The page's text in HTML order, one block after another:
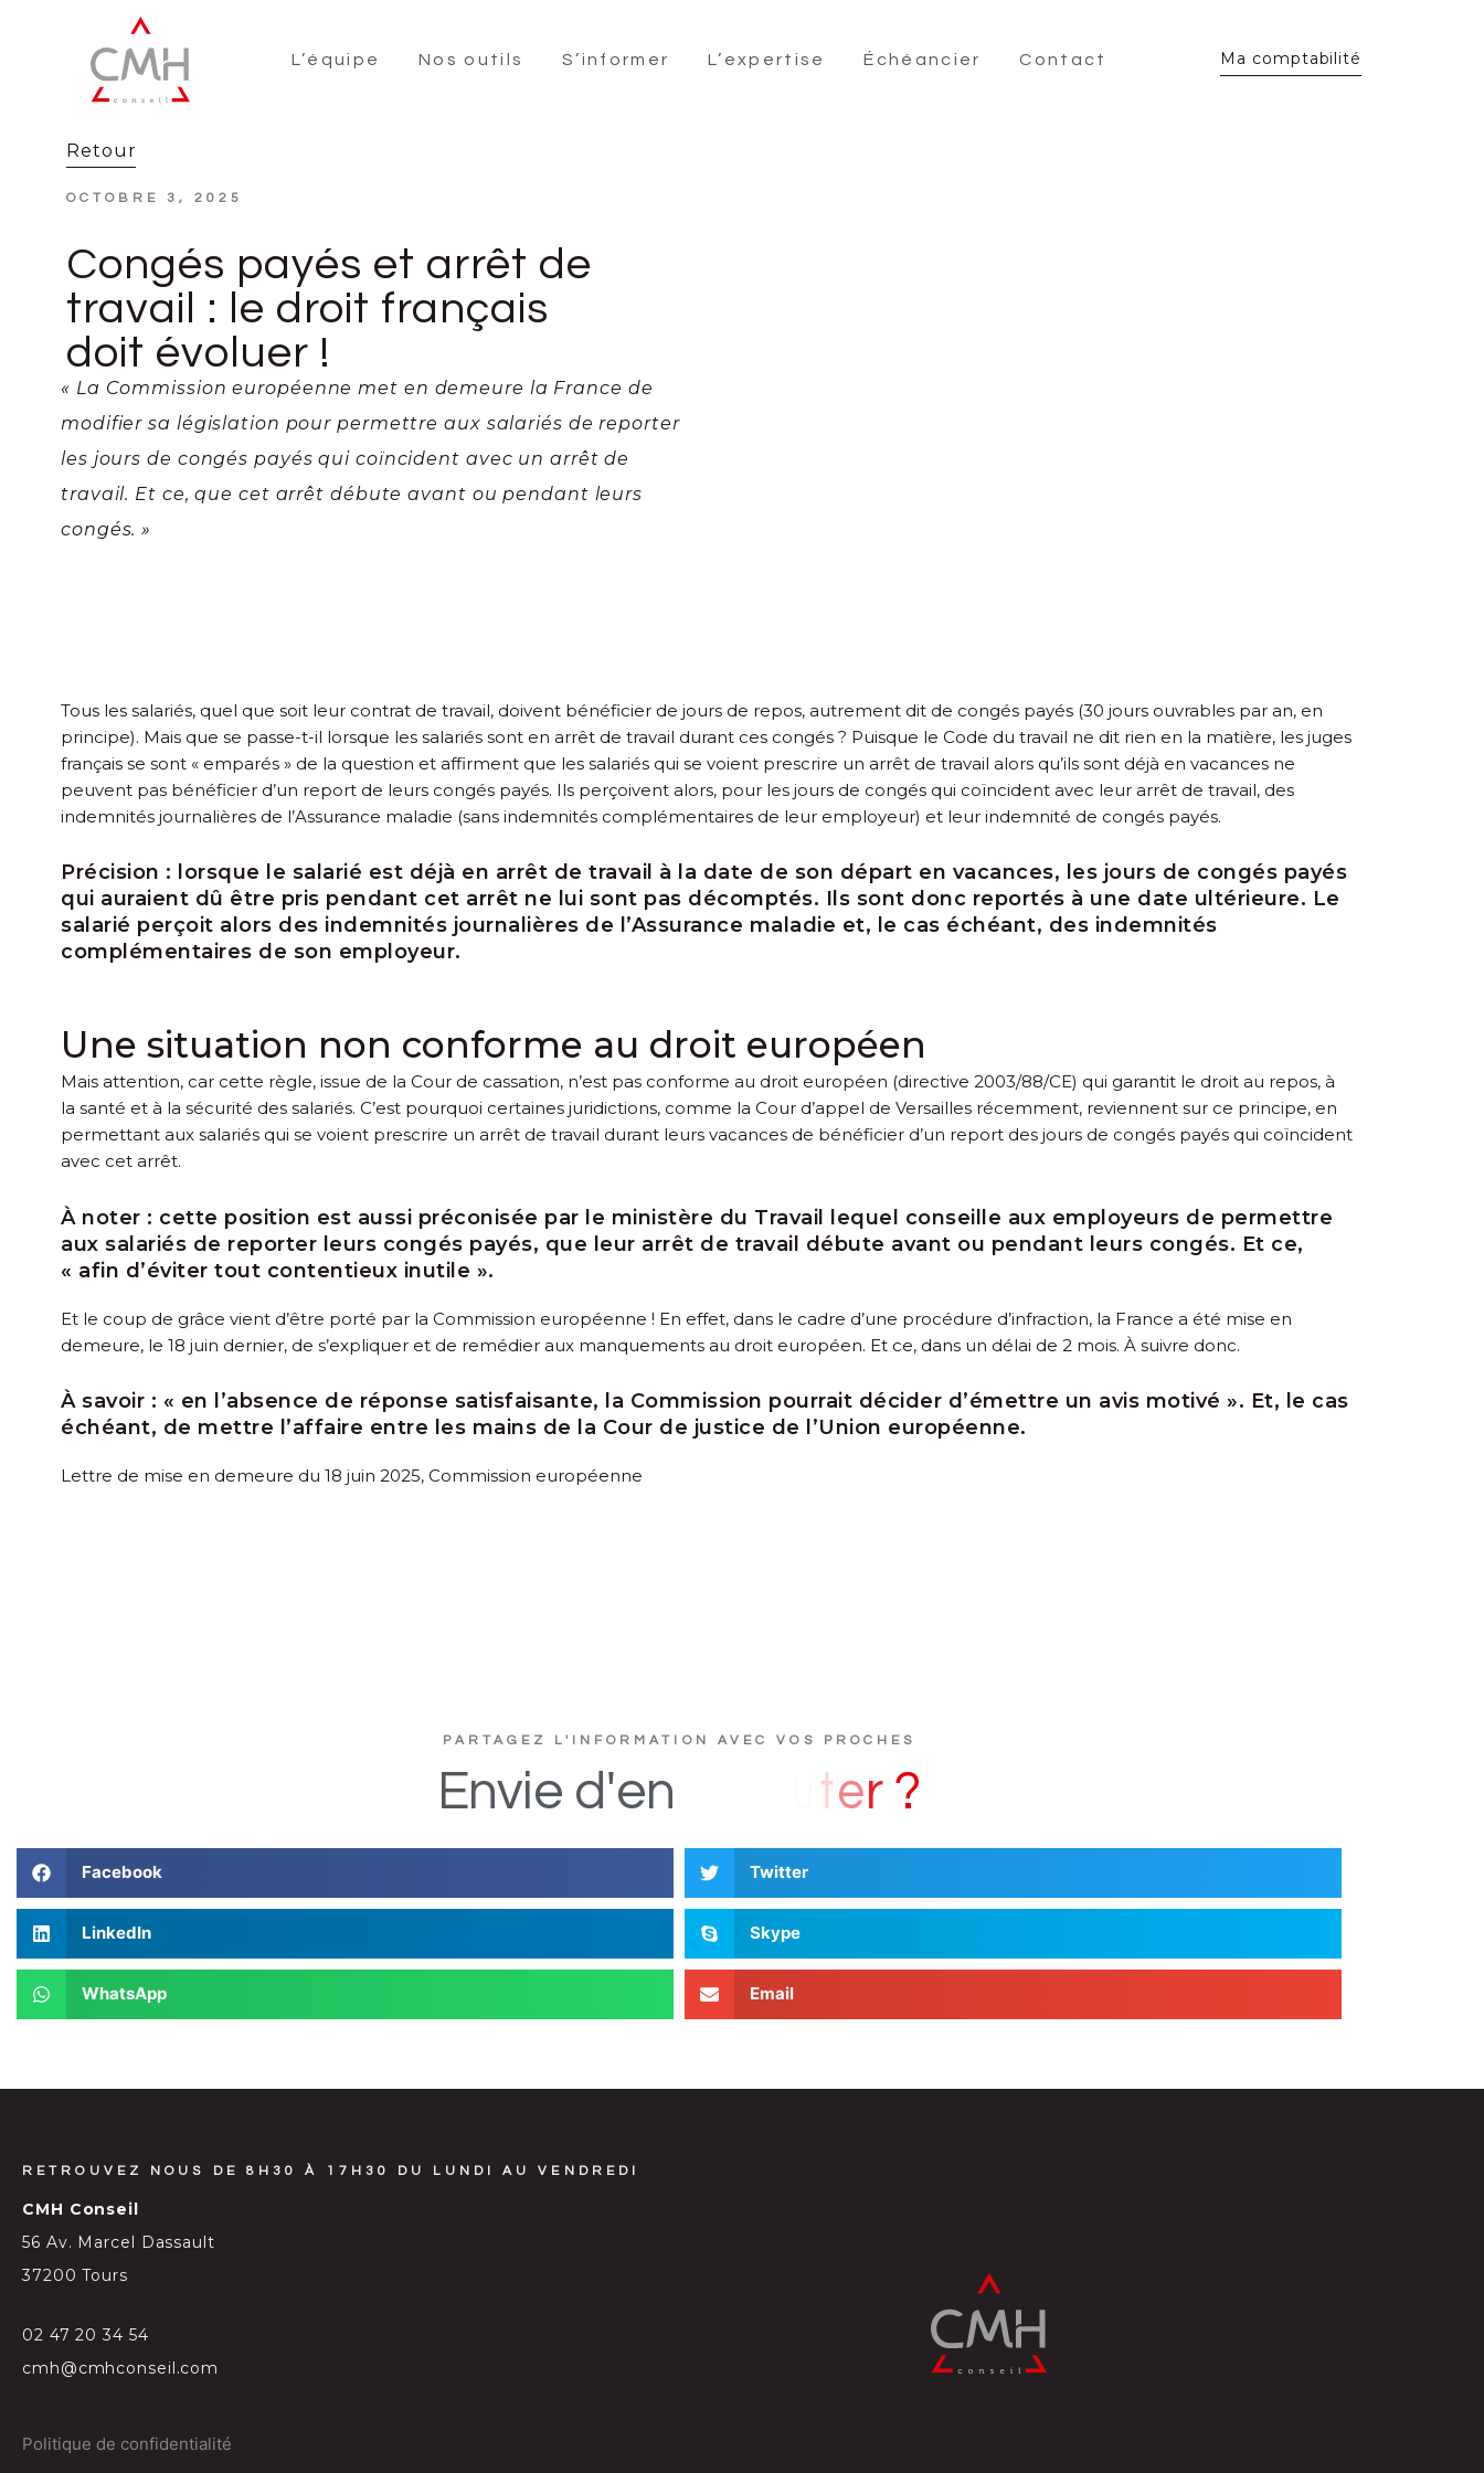
L’équipe Nos outils S’informer L’expertise Échéancier Contact Ma comptabilité
Retour
OCTOBRE 3, 2025
Congés payés et arrêt de
travail : le droit français
doit évoluer !
« La Commission européenne met en demeure la France de
modifier sa législation pour permettre aux salariés de reporter
les jours de congés payés qui coïncident avec un arrêt de
travail. Et ce, que cet arrêt débute avant ou pendant leurs
congés. »
Tous les salariés, quel que soit leur contrat de travail, doivent bénéficier de jours de repos, autrement dit de congés payés (30 jours ouvrables par an, en
principe). Mais que se passe-t-il lorsque les salariés sont en arrêt de travail durant ces congés ? Puisque le Code du travail ne dit rien en la matière, les juges
français se sont « emparés » de la question et affirment que les salariés qui se voient prescrire un arrêt de travail alors qu’ils sont déjà en vacances ne
peuvent pas bénéficier d’un report de leurs congés payés. Ils perçoivent alors, pour les jours de congés qui coïncident avec leur arrêt de travail, des
indemnités journalières de l’Assurance maladie (sans indemnités complémentaires de leur employeur) et leur indemnité de congés payés.
Précision : lorsque le salarié est déjà en arrêt de travail à la date de son départ en vacances, les jours de congés payés
qui auraient dû être pris pendant cet arrêt ne lui sont pas décomptés. Ils sont donc reportés à une date ultérieure. Le
salarié perçoit alors des indemnités journalières de l’Assurance maladie et, le cas échéant, des indemnités
complémentaires de son employeur.
Une situation non conforme au droit européen
Mais attention, car cette règle, issue de la Cour de cassation, n’est pas conforme au droit européen (directive 2003/88/CE) qui garantit le droit au repos, à
la santé et à la sécurité des salariés. C’est pourquoi certaines juridictions, comme la Cour d’appel de Versailles récemment, reviennent sur ce principe, en
permettant aux salariés qui se voient prescrire un arrêt de travail durant leurs vacances de bénéficier d’un report des jours de congés payés qui coïncident
avec cet arrêt.
À noter : cette position est aussi préconisée par le ministère du Travail lequel conseille aux employeurs de permettre
aux salariés de reporter leurs congés payés, que leur arrêt de travail débute avant ou pendant leurs congés. Et ce,
« afin d’éviter tout contentieux inutile ».
Et le coup de grâce vient d’être porté par la Commission européenne ! En effet, dans le cadre d’une procédure d’infraction, la France a été mise en
demeure, le 18 juin dernier, de s’expliquer et de remédier aux manquements au droit européen. Et ce, dans un délai de 2 mois. À suivre donc.
À savoir : « en l’absence de réponse satisfaisante, la Commission pourrait décider d’émettre un avis motivé ». Et, le cas
échéant, de mettre l’affaire entre les mains de la Cour de justice de l’Union européenne.
Lettre de mise en demeure du 18 juin 2025, Commission européenne
PARTAGEZ L'INFORMATION AVEC VOS PROCHES
Envie d'en
Facebook Twitter
LinkedIn Skype
WhatsApp Email
RETROUVEZ NOUS DE 8H30 À 17H30 DU LUNDI AU VENDREDI
CMH Conseil
56 Av. Marcel Dassault
37200 Tours
02 47 20 34 54
cmh@cmhconseil.com
Politique de confidentialité